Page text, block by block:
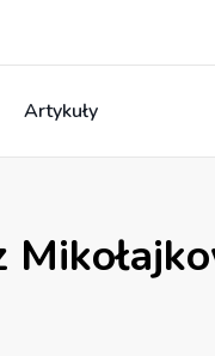
Artykuły